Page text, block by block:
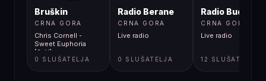
Bruškin
CRNA GORA
Chris Cornell -
Sweet Euphoria
[2oY]
0 SLUŠATELJA
Radio Berane
CRNA GORA
Live radio
0 SLUŠATELJA
Radio Budva
CRNA GORA
Live radio
12 SLUŠATELJA